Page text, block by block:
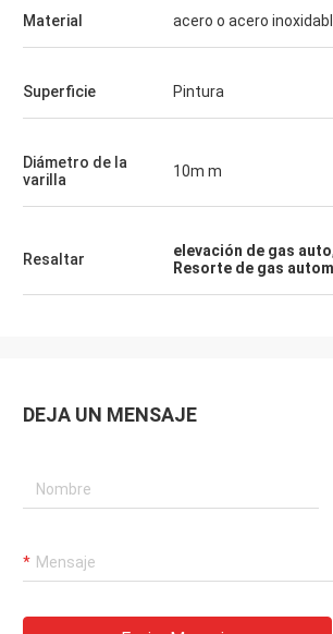
Material acero o acero
Superficie Pintura
Diámetro de la
varilla
10m m
Resaltar elevación de gas auto,
Resorte de gas
DEJA UN MENSAJE